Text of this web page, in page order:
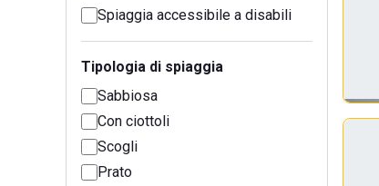
Spiaggia accessibile a disabili
Tipologia di spiaggia
Sabbiosa
Con ciottoli
Scogli
Prato